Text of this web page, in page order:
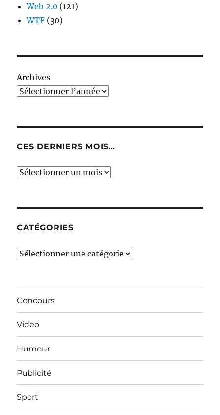
Web 2.0 (121)
WTF (30)
Archives
CES DERNIERS MOIS…
Ces
CATÉGORIES
Catégories
Concours
Video
Humour
Publicité
Sport